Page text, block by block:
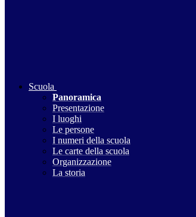
Scuola
Panoramica
Presentazione
I luoghi
Le persone
I numeri della scuola
Le carte della scuola
Organizzazione
La storia